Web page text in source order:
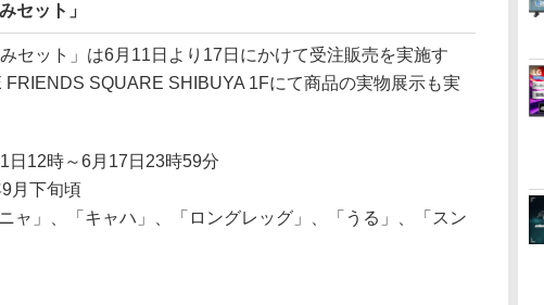
セット」
セット」は6月11日より17日にかけて受注販売を実施す
FRIENDS SQUARE SHIBUYA 1Fにて商品の実物展示も実
日12時～6月17日23時59分
月下旬頃
ャ」、「キャハ」、「ロングレッグ」、「うる」、「スン